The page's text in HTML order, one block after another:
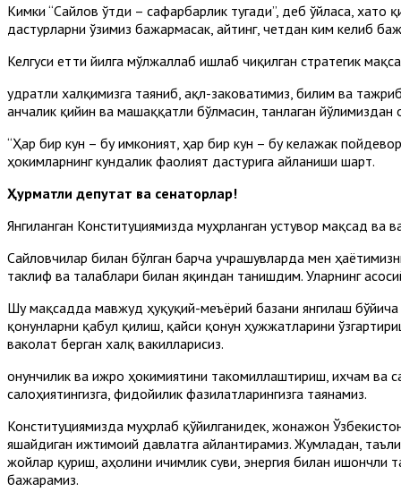
Кимки “Сайлов ўтди – сафарбарлик тугади”, деб ўйласа,
дастурларни ўзимиз бажармасак, айтинг, четдан ким келиб
Келгуси етти йилга мўлжаллаб ишлаб чиқилган стратегик
Қудратли халқимизга таяниб, ақл-заковатимиз, билим ва
Қанчалик қийин ва машаққатли бўлмасин, танлаган йўлимиздан
“Ҳар бир кун – бу имконият, ҳар бир кун – бу келажак
ҳокимларнинг кундалик фаолият дастурига айланиши шарт.
Ҳурматли депутат ва сенаторлар!
Янгиланган Конституциямизда муҳрланган устувор мақсад
Сайловчилар билан бўлган барча учрашувларда мен
таклиф ва талаблари билан яқиндан танишдим. Уларнинг
Шу мақсадда мавжуд ҳуқуқий-меъёрий базани янгилаш бўйича
қонунларни қабул қилиш, қайси қонун ҳужжатларини
ваколат берган халқ вакилларисиз.
Қонунчилик ва ижро ҳокимиятини такомиллаштириш, ихчам ва
салоҳиятингизга, фидойилик фазилатларингизга таянамиз.
Конституциямизда муҳрлаб қўйилганидек, жонажон
яшайдиган ижтимоий давлатга айлантирамиз. Жумладан,
жойлар қуриш, аҳолини ичимлик суви, энергия билан
бажарамиз.